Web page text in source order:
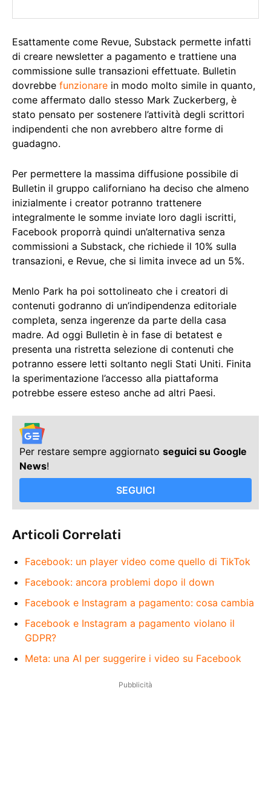
Esattamente come Revue, Substack permette infatti
di creare newsletter a pagamento e trattiene una
commissione sulle transazioni effettuate. Bulletin
dovrebbe funzionare in modo molto simile in quanto,
come affermato dallo stesso Mark Zuckerberg, è
stato pensato per sostenere l’attività degli scrittori
indipendenti che non avrebbero altre forme di
guadagno.
Per permettere la massima diffusione possibile di
Bulletin il gruppo californiano ha deciso che almeno
inizialmente i creator potranno trattenere
integralmente le somme inviate loro dagli iscritti,
Facebook proporrà quindi un’alternativa senza
commissioni a Substack, che richiede il 10% sulla
transazioni, e Revue, che si limita invece ad un 5%.
Menlo Park ha poi sottolineato che i creatori di
contenuti godranno di un’indipendenza editoriale
completa, senza ingerenze da parte della casa
madre. Ad oggi Bulletin è in fase di betatest e
presenta una ristretta selezione di contenuti che
potranno essere letti soltanto negli Stati Uniti. Finita
la sperimentazione l’accesso alla piattaforma
potrebbe essere esteso anche ad altri Paesi.
Per restare sempre aggiornato seguici su Google
News!
SEGUICI
Articoli Correlati
Facebook: un player video come quello di TikTok
Facebook: ancora problemi dopo il down
Facebook e Instagram a pagamento: cosa cambia
Facebook e Instagram a pagamento violano il
GDPR?
Meta: una AI per suggerire i video su Facebook
Pubblicità